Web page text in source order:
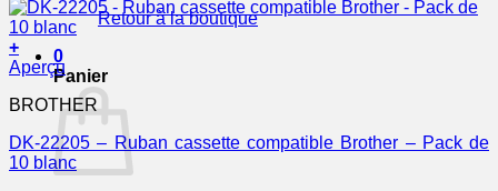
Retour à la boutique
0
Panier
+
Aperçu
BROTHER
DK-22205 – Ruban cassette compatible Brother – Pack de
10 blanc